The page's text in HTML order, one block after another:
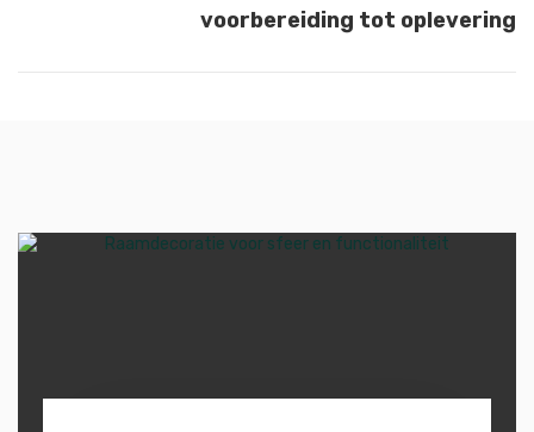
voorbereiding tot oplevering